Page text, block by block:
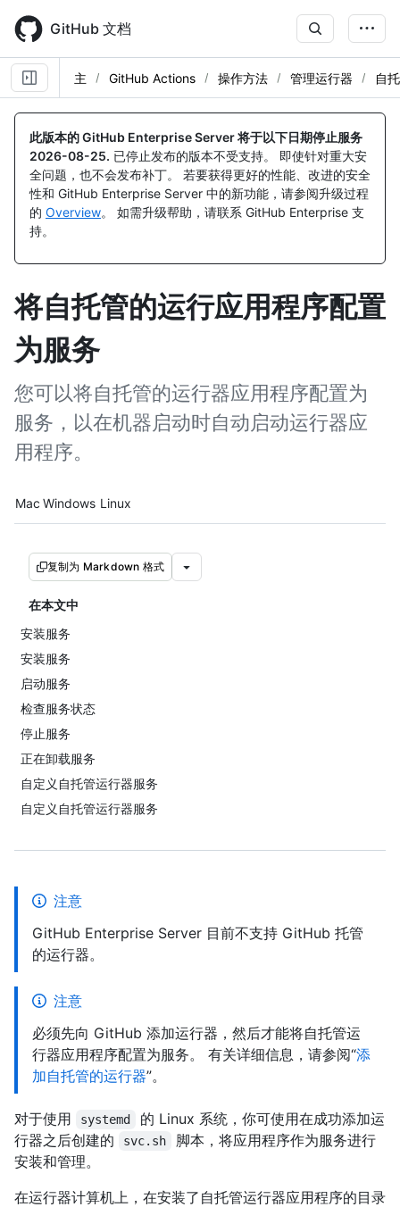
main
content
GitHub 文档
主 GitHub Actions 操作方法 管理运行器 自
此版本的 GitHub Enterprise Server 将于以下日期停止服务
2026-08-25. 已停止发布的版本不受支持。 即使针对重大安
全问题，也不会发布补丁。 若要获得更好的性能、改进的安全
性和 GitHub Enterprise Server 中的新功能，请参阅升级过程
的 Overview。 如需升级帮助，请联系 GitHub Enterprise 支
持。
将自托管的运行应用程序配置
为服务
您可以将自托管的运行器应用程序配置为
服务，以在机器启动时自动启动运行器应
用程序。
Platform navigation
Mac Windows Linux
复制为 Markdown 格式
在本文中
安装服务
安装服务
启动服务
检查服务状态
停止服务
正在卸载服务
自定义自托管运行器服务
自定义自托管运行器服务
注意
GitHub Enterprise Server 目前不支持 GitHub 托管
的运行器。
注意
必须先向 GitHub 添加运行器，然后才能将自托管运
行器应用程序配置为服务。 有关详细信息，请参阅“添
加自托管的运行器”。
对于使用 systemd
的 Linux 系统，你可使用在成功添加运
行器之后创建的
svc.sh
脚本，将应用程序作为服务进行
安装和管理。
在运行器计算机上，在安装了自托管运行器应用程序的目录